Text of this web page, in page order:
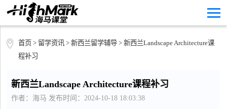
首页 > 留学资讯> 新西兰留学辅导> 新西兰Landscape Architecture课
程补习
新西兰Landscape Architecture课程补习
作者：海马 发布时间：2024-10-18 18:03:38